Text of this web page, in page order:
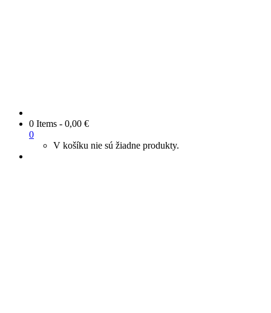
0 Items - 0,00 €
0
V košíku nie sú žiadne produkty.